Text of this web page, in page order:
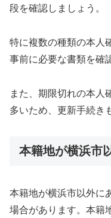
段を確認しましょう。
特に複数の種類の本人
事前に必要な書類を確
また、期限切れの本人
多いため、更新手続き
本籍地が横浜市
本籍地が横浜市以外に
場合があります。本籍